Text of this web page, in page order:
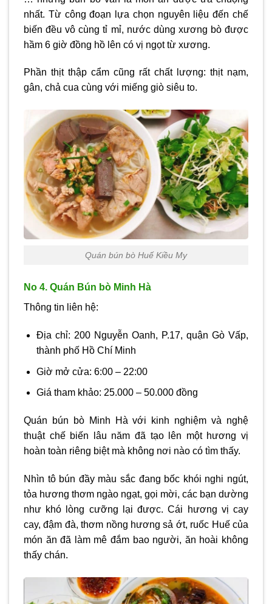
nhất. Từ công đoạn lựa chọn nguyên liệu đến chế
biến đều vô cùng tỉ mỉ, nước dùng xương bò được
hầm 6 giờ đồng hồ lên có vị ngọt từ xương.
Phần thịt thập cẩm cũng rất chất lượng: thịt nạm,
gân, chả cua cùng với miếng giò siêu to.
Quán bún bò Huế Kiều My
No 4. Quán Bún bò Minh Hà
Thông tin liên hệ:
Địa chỉ: 200 Nguyễn Oanh, P.17, quận Gò Vấp,
thành phố Hồ Chí Minh
Giờ mở cửa: 6:00 – 22:00
Giá tham khảo: 25.000 – 50.000 đồng
Quán bún bò Minh Hà với kinh nghiệm và nghệ
thuật chế biến lâu năm đã tạo lên một hương vị
hoàn toàn riêng biệt mà không nơi nào có tìm thấy.
Nhìn tô bún đầy màu sắc đang bốc khói nghi ngút,
tỏa hương thơm ngào ngạt, gọi mời, các bạn dường
như khó lòng cưỡng lại được. Cái hương vị cay
cay, đậm đà, thơm nồng hương sả ớt, ruốc Huế của
món ăn đã làm mê đắm bao người, ăn hoài không
thấy chán.